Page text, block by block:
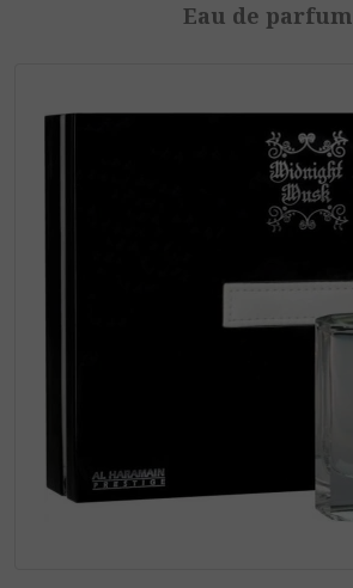
Eau de parfum